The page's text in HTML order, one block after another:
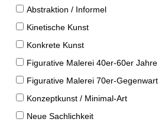
Abstraktion / Informel
Kinetische Kunst
Konkrete Kunst
Figurative Malerei 40er-60er Jahre
Figurative Malerei 70er-Gegenwart
Konzeptkunst / Minimal-Art
Neue Sachlichkeit